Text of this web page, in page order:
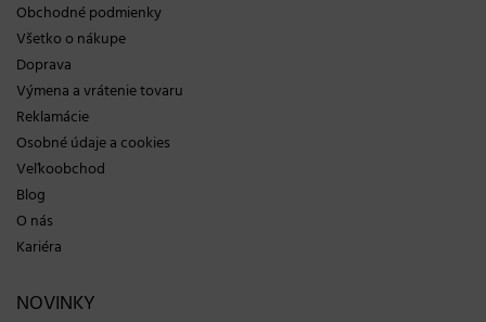
Obchodné podmienky
Všetko o nákupe
Doprava
Výmena a vrátenie tovaru
Reklamácie
Osobné údaje a cookies
Veľkoobchod
Blog
O nás
Kariéra
NOVINKY